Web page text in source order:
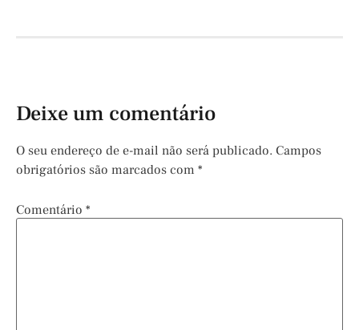
Deixe um comentário
O seu endereço de e-mail não será publicado. Campos
obrigatórios são marcados com *
Comentário *